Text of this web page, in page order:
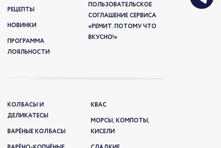
РЕЦЕПТЫ
НОВИНКИ
ПРОГРАММА
ЛОЯЛЬНОСТИ
ПОЛЬЗОВАТЕЛЬСКОЕ
СОГЛАШЕНИЕ СЕРВИСА
«РЕМИТ. ПОТОМУ ЧТО
ВКУСНО!»
КОЛБАСЫ И
ДЕЛИКАТЕСЫ
ВАРЁНЫЕ КОЛБАСЫ
КВАС
МОРСЫ, КОМПОТЫ,
КИСЕЛИ